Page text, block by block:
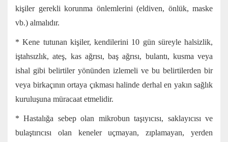
kişiler gerekli korunma önlemlerini (eldiven, önlük, maske
vb.) almalıdır.
* Kene tutunan kişiler, kendilerini 10 gün süreyle halsizlik,
iştahsızlık, ateş, kas ağrısı, baş ağrısı, bulantı, kusma veya
ishal gibi belirtiler yönünden izlemeli ve bu belirtilerden bir
veya birkaçının ortaya çıkması halinde derhal en yakın sağlık
kuruluşuna müracaat etmelidir.
* Hastalığa sebep olan mikrobun taşıyıcısı, saklayıcısı ve
bulaştırıcısı olan keneler uçmayan, zıplamayan, yerden